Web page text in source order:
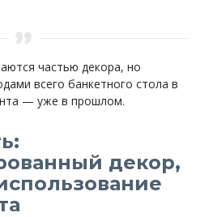
частью декора, но
всего банкетного стола в
— уже в прошлом.
декор,